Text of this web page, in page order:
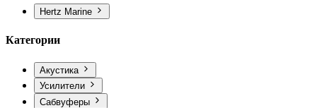
Hertz Marine
Категории
Акустика
Усилители
Сабвуферы